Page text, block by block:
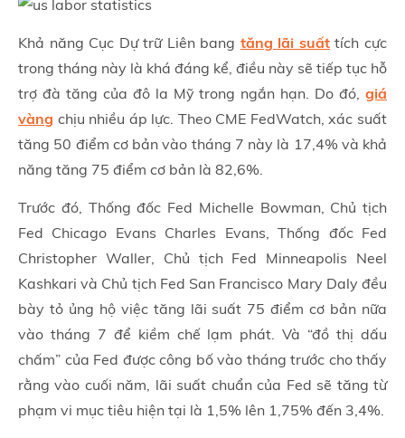
Khả năng Cục Dự trữ Liên bang tăng lãi suất tích cực
trong tháng này là khá đáng kể, điều này sẽ tiếp tục hỗ
trợ đà tăng của đô la Mỹ trong ngắn hạn. Do đó, giá
vàng chịu nhiều áp lực. Theo CME FedWatch, xác suất
tăng 50 điểm cơ bản vào tháng 7 này là 17,4% và khả
năng tăng 75 điểm cơ bản là 82,6%.
Trước đó, Thống đốc Fed Michelle Bowman, Chủ tịch
Fed Chicago Evans Charles Evans, Thống đốc Fed
Christopher Waller, Chủ tịch Fed Minneapolis Neel
Kashkari và Chủ tịch Fed San Francisco Mary Daly đều
bày tỏ ủng hộ việc tăng lãi suất 75 điểm cơ bản nữa
vào tháng 7 để kiềm chế lạm phát. Và “đồ thị dấu
chấm” của Fed được công bố vào tháng trước cho thấy
rằng vào cuối năm, lãi suất chuẩn của Fed sẽ tăng từ
phạm vi mục tiêu hiện tại là 1,5% lên 1,75% đến 3,4%.